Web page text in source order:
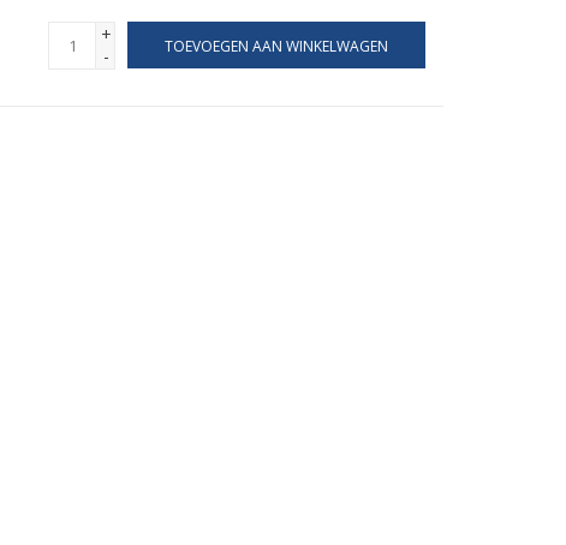
+
-
TOEVOEGEN AAN WINKELWAGEN